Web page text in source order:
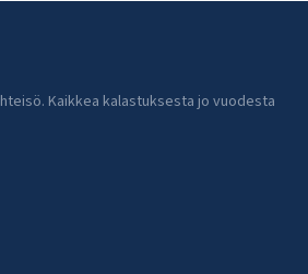
Kaikkea kalastuksesta jo vuodesta